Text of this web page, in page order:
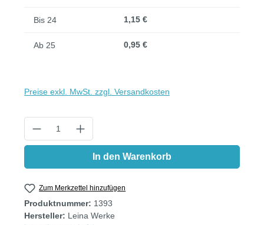
Bis 24 1,15 €
Ab 25 0,95 €
Preise exkl. MwSt. zzgl. Versandkosten
Produkt Anzahl: Gib den gewünschten
In den Warenkorb
Zum Merkzettel hinzufügen
Produktnummer: 1393
Hersteller: Leina Werke